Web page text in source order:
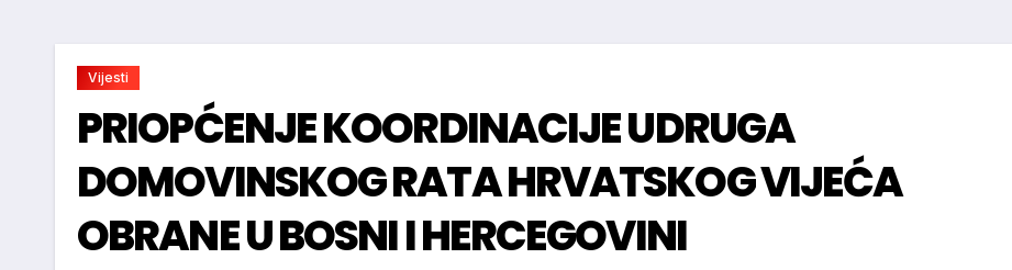
Vijesti
PRIOPĆENJE KOORDINACIJE UDRUGA
DOMOVINSKOG RATA HRVATSKOG VIJEĆA
OBRANE U BOSNI I HERCEGOVINI